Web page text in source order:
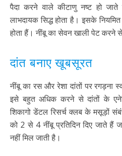
पैदा करने वाले कीटाणु नष्ट हो
लाभदायक सिद्ध होता है। इसके
होता हैं। नींबू का सेवन खाली पेट करने से
दांत बनाए खूबसूरत
नींबू का रस और रेशा दांतों पर रगड़ना
इसे बहुत अधिक करने से दांतों के
शिकागो डेंटल रिसर्च क्लब के मसूड़ों
को 2 से 4 नींबू प्रतिदिन दिए जाते हैं
नहीं मिल जाती है।